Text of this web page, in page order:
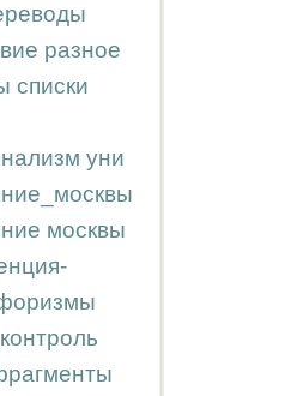
разное
списки
уни
москвы